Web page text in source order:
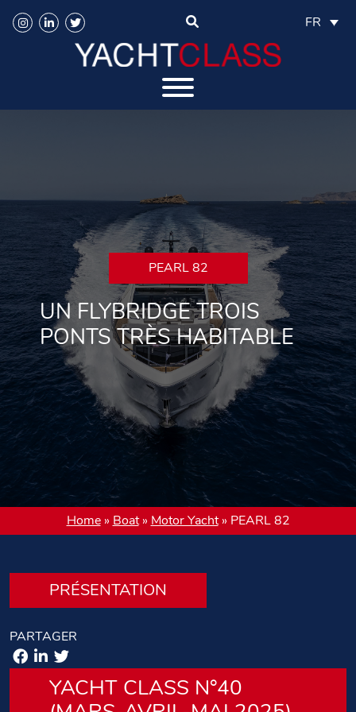
FR
PEARL 82
UN FLYBRIDGE TROIS
PONTS TRÈS HABITABLE
Home» Boat» Motor Yacht» PEARL 82
PRÉSENTATION
PARTAGER
YACHT CLASS N°40